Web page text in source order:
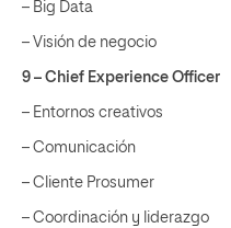
– Big Data
– Visión de negocio
9 – Chief Experience Officer
– Entornos creativos
– Comunicación
– Cliente Prosumer
– Coordinación y liderazgo